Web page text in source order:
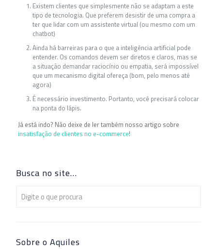
Existem clientes que simplesmente não se adaptam a este
tipo de tecnologia. Que preferem desistir de uma compra a
ter que lidar com um assistente virtual (ou mesmo com um
chatbot)
Ainda há barreiras para o que a inteligência artificial pode
entender. Os comandos devem ser diretos e claros, mas se
a situação demandar raciocínio ou empatia, será impossível
que um mecanismo digital ofereça (bom, pelo menos até
agora)
É necessário investimento. Portanto, você precisará colocar
na ponta do lápis.
Já está indo? Não deixe de ler também nosso artigo sobre
insatisfação de clientes no e-commerce!
Busca no site…
Sobre o Aquiles